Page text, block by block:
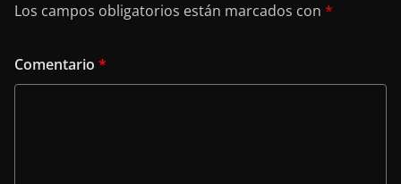
Los campos obligatorios están marcados con *
Comentario *